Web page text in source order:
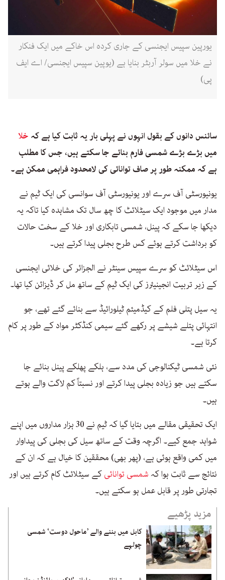
یورپین سپیس ایجنسی کے جاری کردہ اس خاکے میں ایک فنکار
نے خلا میں سولر آربٹر بنایا ہے (یوپین سپیس ایجنسی/ اے ایف
پی)
سائنس دانوں کے بقول انہوں نے پہلی بار یہ ثابت کیا ہے کہ خلا
میں بڑے بڑے شمسی فارم بنائے جا سکتے ہیں، جس کا مطلب
ہے کہ ممکنہ طور پر صاف توانائی کی لامحدود فراہمی ممکن ہے۔
یونیورسٹی آف سرے اور یونیورسٹی آف سوانسی کی ایک ٹیم نے
مدار میں موجود ایک سیٹلائٹ کا چھ سال تک مشاہدہ کیا تاکہ یہ
دیکھا جا سکے کہ پینل، شمسی تابکاری اور خلا کے سخت حالات
کو برداشت کرتے ہوئے کس طرح بجلی پیدا کرتے ہیں۔
اس سیٹلائٹ کو سرے سپیس سینٹر نے الجزائر کی خلائی ایجنسی
کے زیر تربیت انجینیئرز کی ایک ٹیم کے ساتھ مل کر ڈیزائن کیا تھا۔
یہ سیل پتلی فلم کے کیڈمیئم ٹیلورائیڈ سے بنائے گئے تھے، جو
انتہائی پتلے شیشے پر رکھے گئے سیمی کنڈکٹر مواد کے طور پر کام
کرتا ہے۔
نئی شمسی ٹیکنالوجی کی مدد سے، ہلکے پھلکے پینل بنائے جا
سکتے ہیں جو زیادہ بجلی پیدا کرتے اور نسبتاً کم لاگت والے ہوتے
ہیں۔
ایک تحقیقی مقالے میں بتایا گیا کہ ٹیم نے 30 ہزار مداروں میں اپنے
شواہد جمع کیے۔ اگرچہ وقت کے ساتھ سیل کی بجلی کی پیداوار
میں کمی واقع ہوئی ہے، (پھر بھی) محققین کا خیال ہے کہ ان کے
نتائج سے ثابت ہوا کہشمسی توانائیکے سیٹلائٹ کام کرتے ہیں اور
تجارتی طور پر قابل عمل ہو سکتے ہیں۔
مزید پڑھیے
کابل میں بننے والے ’ماحول دوست‘ شمسی
چولہے